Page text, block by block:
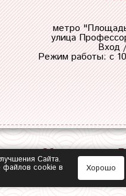
метро "
улица
Вход
Режим работы: с
Обратная связь
Сайта.
файлов cookie в Хорошо